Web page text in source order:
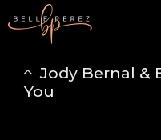
Jody Bernal &
You